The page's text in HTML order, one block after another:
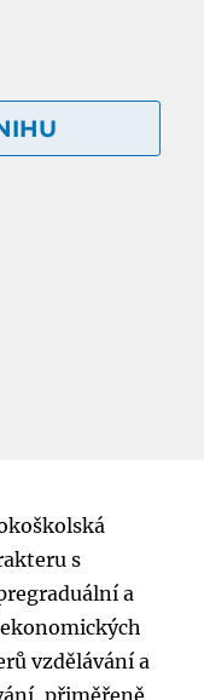
s
a
vzdělávání a
přiměřeně